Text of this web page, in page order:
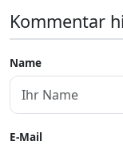
Kommentar
Name
E-Mail